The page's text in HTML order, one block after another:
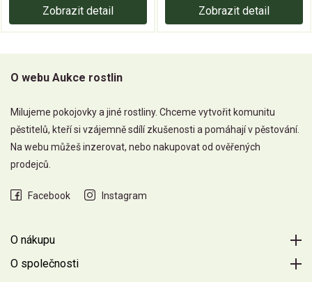
Zobrazit detail Zobrazit detail
O webu Aukce rostlin
Milujeme pokojovky a jiné rostliny. Chceme vytvořit komunitu
pěstitelů, kteří si vzájemně sdílí zkušenosti a pomáhají v pěstování.
Na webu můžeš inzerovat, nebo nakupovat od ověřených
prodejců.
Facebook Instagram
O nákupu
O společnosti